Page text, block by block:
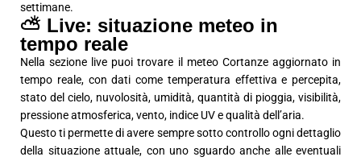
settimane.
⛅ Live: situazione meteo in
tempo reale
Nella sezione live puoi trovare il meteo Cortanze aggiornato in
tempo reale, con dati come temperatura effettiva e percepita,
stato del cielo, nuvolosità, umidità, quantità di pioggia, visibilità,
pressione atmosferica, vento, indice UV e qualità dell’aria.
Questo ti permette di avere sempre sotto controllo ogni dettaglio
della situazione attuale, con uno sguardo anche alle eventuali